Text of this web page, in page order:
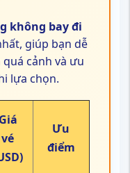
không bay đi
giúp bạn dễ
cảnh và ưu
lựa chọn.
Giá
vé
Ưu
điểm